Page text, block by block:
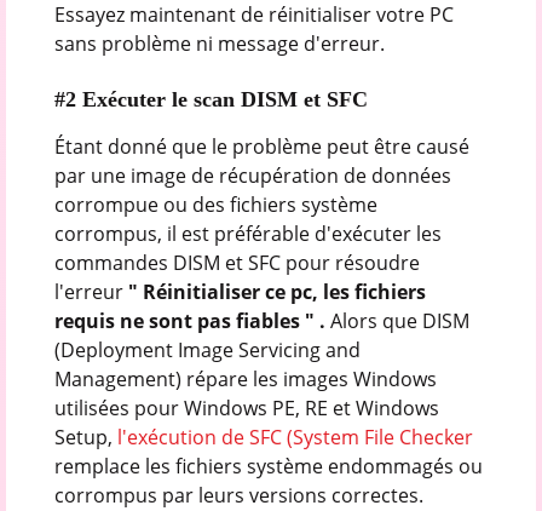
Essayez maintenant de réinitialiser votre PC
sans problème ni message d'erreur.
#2 Exécuter le scan DISM et SFC
Étant donné que le problème peut être causé
par une image de récupération de données
corrompue ou des fichiers système
corrompus, il est préférable d'exécuter les
commandes DISM et SFC pour résoudre
l'erreur " Réinitialiser ce pc, les fichiers
requis ne sont pas fiables " . Alors que DISM
(Deployment Image Servicing and
Management) répare les images Windows
utilisées pour Windows PE, RE et Windows
Setup, l'exécution de SFC (System File Checker
remplace les fichiers système endommagés ou
corrompus par leurs versions correctes.